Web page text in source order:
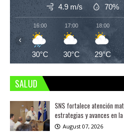
4.9 m/s 70%
16:00
30°C
17:00
30°C
18:00
29°C
‹
SALUD
SNS fortalece atención
estrategias y avances en
August 07, 2026